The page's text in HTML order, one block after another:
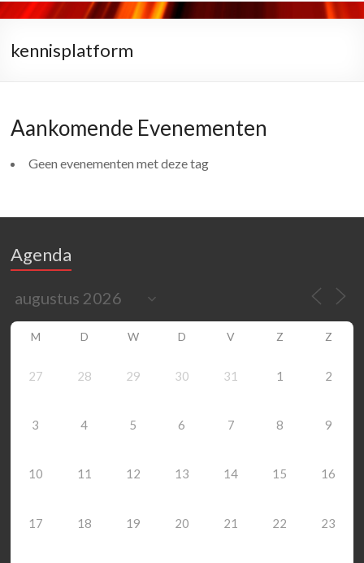
kennisplatform
Aankomende Evenementen
Geen evenementen met deze tag
Agenda
M D W D V Z Z
27 28 29 30 31 1 2
3 4 5 6 7 8 9
10 11 12 13 14 15 16
17 18 19 20 21 22 23